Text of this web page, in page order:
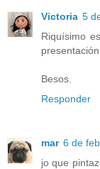
Victoria 5
Riquísimo
Besos.
Responder
mar 6 de
jo que